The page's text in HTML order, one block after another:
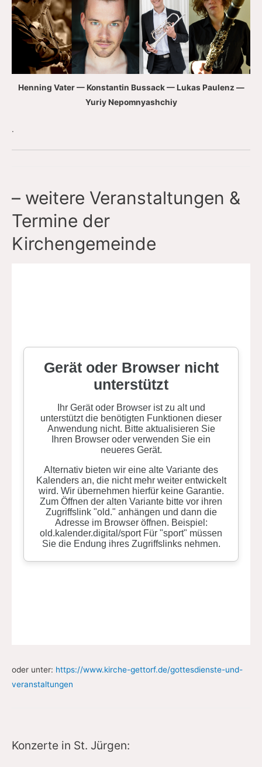
Henning Vater — Konstantin Bussack — Lukas Paulenz —
Yuriy Nepomnyashchiy
.
– weitere Veranstaltungen &
Termine der
Kirchengemeinde
oder unter: https://www.kirche-gettorf.de/gottesdienste-und-
veranstaltungen
Konzerte in St. Jürgen: